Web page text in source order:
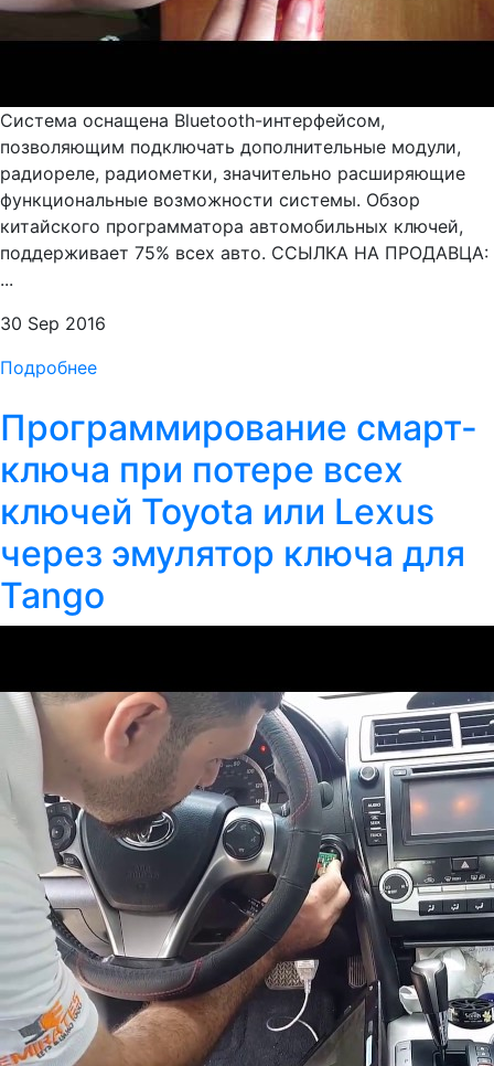
Система оснащена Bluetooth-интерфейсом,
позволяющим подключать дополнительные модули,
радиореле, радиометки, значительно расширяющие
функциональные возможности системы. Обзор
китайского программатора автомобильных ключей,
поддерживает 75% всех авто. ССЫЛКА НА ПРОДАВЦА:
...
30 Sep 2016
Подробнее
Программирование смарт-
ключа при потере всех
ключей Toyota или Lexus
через эмулятор ключа для
Tango